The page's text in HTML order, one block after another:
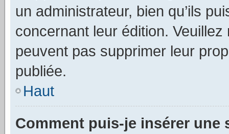
un administrateur, bien qu’ils
concernant leur édition.
peuvent pas supprimer leur
publiée.
Haut
Comment puis-je insérer une